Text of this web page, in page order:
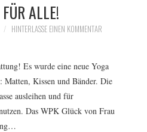
ALLE!
HINTERLASSE EINEN KOMMENTAR
Es wurde eine neue Yoga
Matten, Kissen und Bänder. Die
ausleihen und für
Das WPK Glück von Frau